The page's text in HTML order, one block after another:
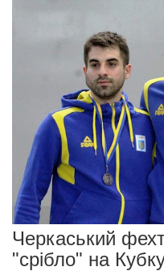
Черкаський
"срібло" на